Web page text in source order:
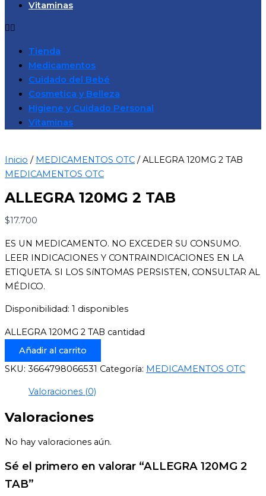
Vitaminas
Tienda
Medicamentos
Cuidado del Bebé
Cosmetica y Belleza
Higiene y Cuidado Personal
Vitaminas
Inicio / MEDICAMENTOS OTC / ALLEGRA 120MG 2 TAB
MEDICAMENTOS OTC
ALLEGRA 120MG 2 TAB
$17.700
ES UN MEDICAMENTO. NO EXCEDER SU CONSUMO.
LEER INDICACIONES Y CONTRAINDICACIONES EN LA
ETIQUETA. SI LOS SíNTOMAS PERSISTEN, CONSULTAR AL
MÉDICO.
Disponibilidad: 1 disponibles
ALLEGRA 120MG 2 TAB cantidad
Añadir al carrito
SKU: 3664798066531 Categoría: MEDICAMENTOS OTC
Valoraciones (0)
Valoraciones
No hay valoraciones aún.
Sé el primero en valorar “ALLEGRA 120MG 2
TAB”